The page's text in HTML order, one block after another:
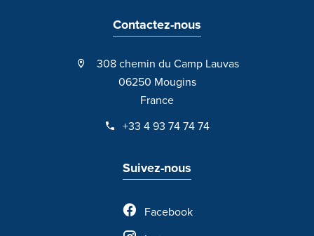
Contactez-nous
308 chemin du Camp Lauvas
06250 Mougins
France
+33 4 93 74 74 74
Suivez-nous
Facebook